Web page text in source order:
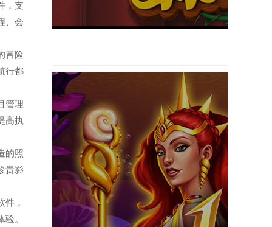
，支
、会
冒险
行都
管理
高执
的照
贵影
件，
。